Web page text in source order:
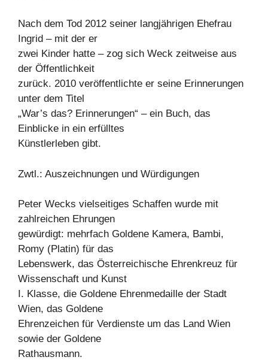
Nach dem Tod 2012 seiner langjährigen Ehefrau
Ingrid – mit der er
zwei Kinder hatte – zog sich Weck zeitweise aus
der Öffentlichkeit
zurück. 2010 veröffentlichte er seine Erinnerungen
unter dem Titel
„War’s das? Erinnerungen“ – ein Buch, das
Einblicke in ein erfülltes
Künstlerleben gibt.
Zwtl.: Auszeichnungen und Würdigungen
Peter Wecks vielseitiges Schaffen wurde mit
zahlreichen Ehrungen
gewürdigt: mehrfach Goldene Kamera, Bambi,
Romy (Platin) für das
Lebenswerk, das Österreichische Ehrenkreuz für
Wissenschaft und Kunst
I. Klasse, die Goldene Ehrenmedaille der Stadt
Wien, das Goldene
Ehrenzeichen für Verdienste um das Land Wien
sowie der Goldene
Rathausmann.